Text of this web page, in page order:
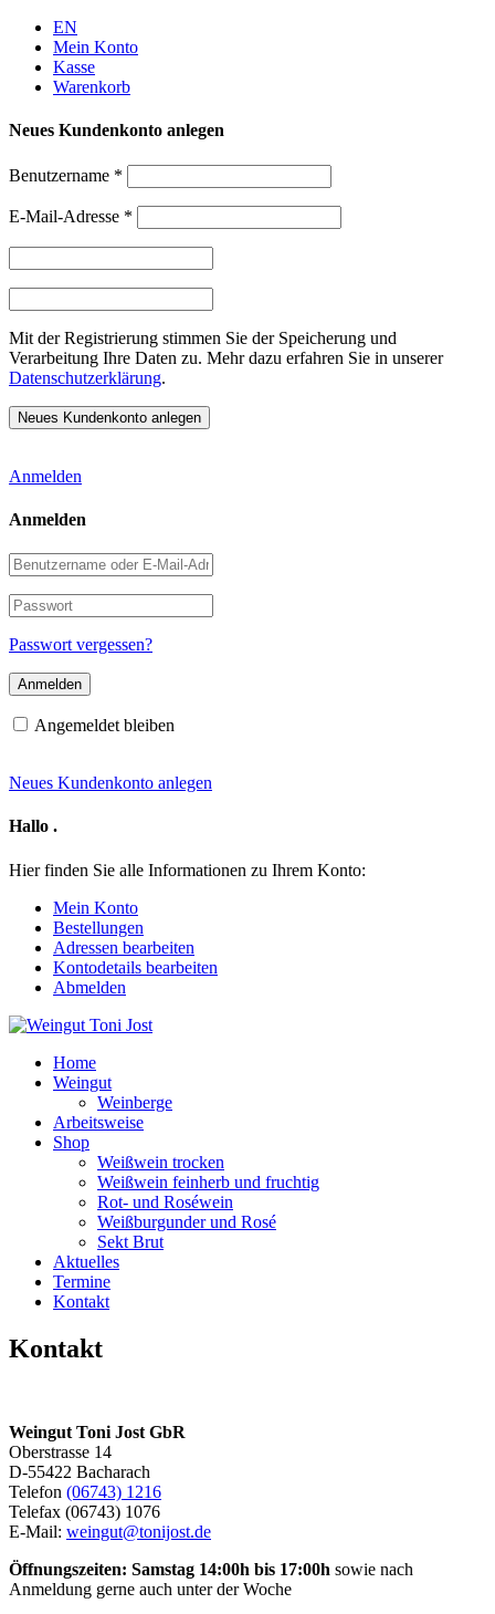
Weiter
zum
Inhalt
EN
Mein Konto
Kasse
Warenkorb
Neues Kundenkonto anlegen
Benutzername *
E-Mail-Adresse *
Mit der Registrierung stimmen Sie der Speicherung und
Verarbeitung Ihre Daten zu. Mehr dazu erfahren Sie in unserer
Datenschutzerklärung.
Anmelden
Anmelden
Benutzername
oder
E-
Mail-
Adresse
Passwort
Passwort vergessen?
Angemeldet bleiben
Neues Kundenkonto anlegen
Hallo .
Hier finden Sie alle Informationen zu Ihrem Konto:
Mein Konto
Bestellungen
Adressen bearbeiten
Kontodetails bearbeiten
Abmelden
Home
Weingut
Weinberge
Arbeitsweise
Shop
Weißwein trocken
Weißwein feinherb und fruchtig
Rot- und Roséwein
Weißburgunder und Rosé
Sekt Brut
Aktuelles
Termine
Kontakt
Kontakt
Weingut Toni Jost GbR
Oberstrasse 14
D-55422 Bacharach
Telefon (06743) 1216
Telefax (06743) 1076
E-Mail: weingut@tonijost.de
Öffnungszeiten: Samstag 14:00h bis 17:00h sowie nach
Anmeldung gerne auch unter der Woche